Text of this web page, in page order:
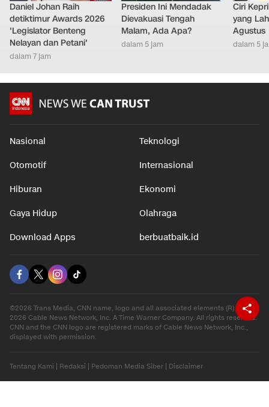
Daniel Johan Raih
detiktimur Awards 2026
'Legislator Benteng
Nelayan dan Petani'
dalam 7 jam
Presiden Ini Mendadak
Dievakuasi Tengah
Malam, Ada Apa?
dalam 5 jam
Ciri
yang
Agustus
dalam 5
Nasional Teknologi
Otomotif Internasional
Hiburan Ekonomi
Gaya Hidup Olahraga
Download Apps berbuatbaik.id
©2026 Trans Media, CNN name, logo and all associated elements (R) and ©
2026 Cable News Network, Inc. A Time Warner Company. All rights reserved.
CNN and the CNN logo are registered marks of Cable News Network, Inc.,
displayed with permission.
Tentang Kami Redaksi Pedoman Media Siber Disclaimer